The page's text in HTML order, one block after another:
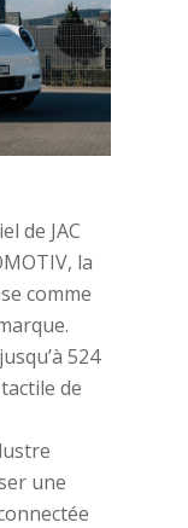
de JAC
la
comme
524
de
une